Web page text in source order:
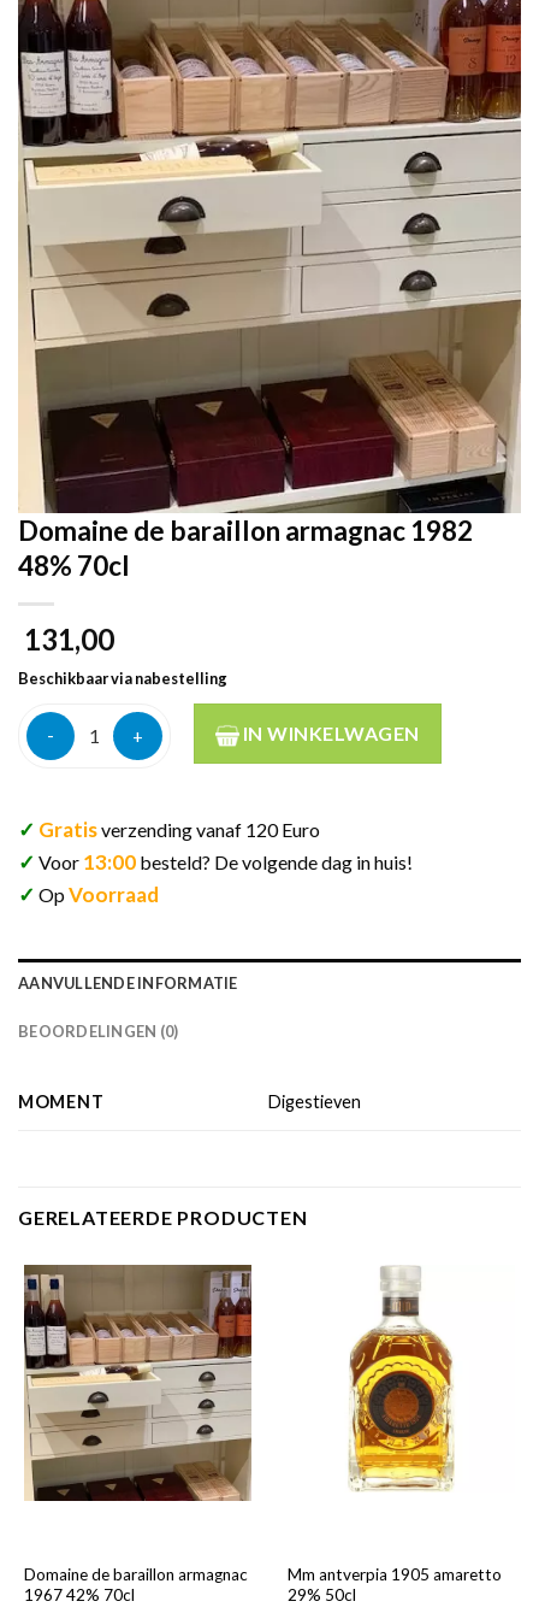
Domaine de baraillon armagnac 1982
48% 70cl
131,00
Beschikbaar via nabestelling
Domaine de baraillon armagnac 1982 48% 70cl aantal
IN WINKELWAGEN
✓ Gratisverzending vanaf 120 Euro
✓ Voor 13:00 besteld? De volgende dag in huis!
✓ OpVoorraad
AANVULLENDE INFORMATIE
BEOORDELINGEN (0)
MOMENT Digestieven
GERELATEERDE PRODUCTEN
Domaine de baraillon armagnac
1967 42% 70cl
Mm antverpia 1905 amaretto
29% 50cl